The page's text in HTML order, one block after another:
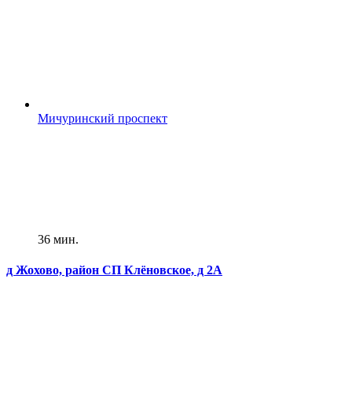
Мичуринский проспект
36 мин.
д Жохово, район СП Клёновское, д 2А